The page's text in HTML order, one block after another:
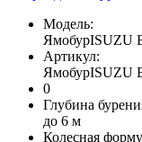
Модель:
ЯмобурISUZU
Артикул:
ЯмобурISUZU
0
Глубина
до 6 м
Колесная